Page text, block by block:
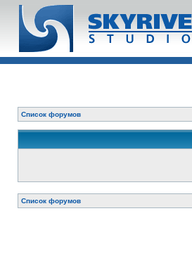
Список форумов
Список форумов